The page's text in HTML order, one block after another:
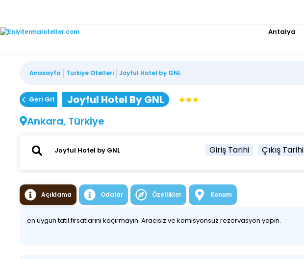
Antalya
Anasayfa Turkiye Otelleri Joyful Hotel by GNL
Geri Git
Joyful Hotel By GNL
Ankara, Türkiye
Giriş Tarihi Çıkış Tarihi
Açıklama Odalar Özellikler Konum
en uygun tatil fırsatlarını kaçırmayın. Aracısız ve komisyonsuz rezervasyon yapın.